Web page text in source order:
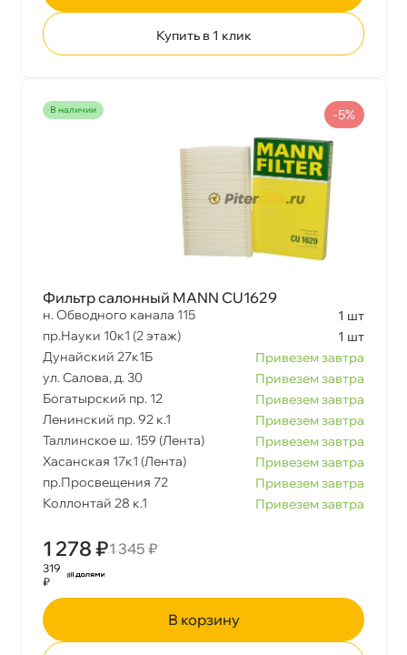
Купить в 1 клик
наличии
Фильтр салонный MANN CU1629
н. Обводного канала 115
1 шт
пр.Науки 10к1 (2 этаж)
1 шт
Дунайский 27к1Б
Привезем завтра
ул. Салова, д. 30
Привезем завтра
Богатырский пр. 12
Привезем завтра
Ленинский пр. 92 к.1
Привезем завтра
Таллинское ш. 159 (Лента)
Привезем завтра
Хасанская 17к1 (Лента)
Привезем завтра
пр.Просвещения 72
Привезем завтра
Коллонтай 28 к.1
Привезем завтра
1 278 ₽1 345 ₽
-5%
319
₽
корзину